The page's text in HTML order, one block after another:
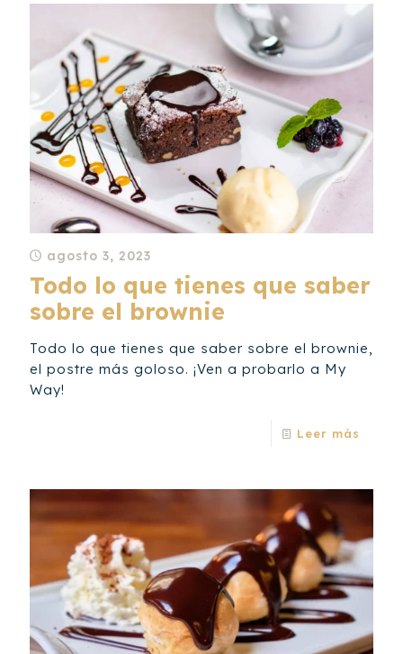
agosto 3, 2023
Todo lo que tienes que saber
sobre el brownie
Todo lo que tienes que saber sobre el brownie,
el postre más goloso. ¡Ven a probarlo a My
Way!
Leer más